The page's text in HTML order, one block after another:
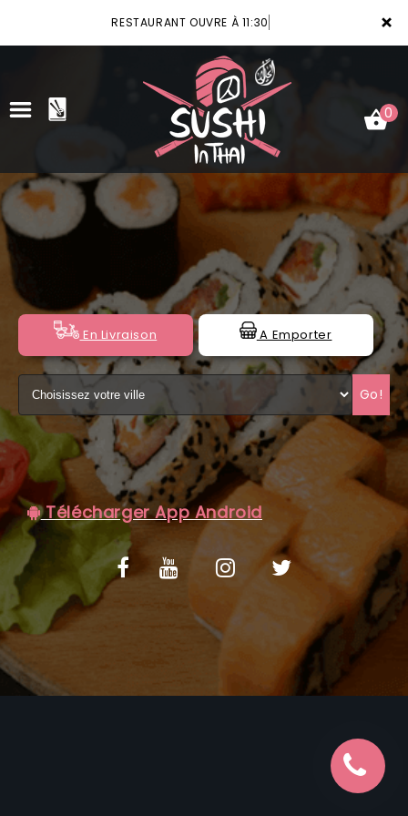
×
RESTAURANT OUVRE À 11:30
ACCUEIL
VOTRE COMPTE
NOTRE RESTAURANT
VOS AVIS
MENTIONS LÉGALES
C.G.V
0
En Livraison A Emporter
Go!
Télécharger App Android